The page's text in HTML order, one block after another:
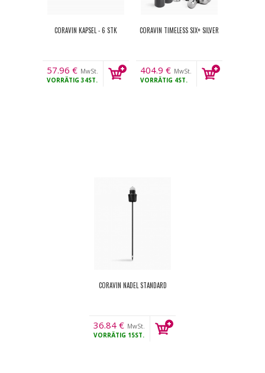
CORAVIN KAPSEL - 6 STK
57.96 € MwSt.
VORRÄTIG 34ST.
CORAVIN TIMELESS SIX+ SILVER
404.9 € MwSt.
VORRÄTIG 4ST.
CORAVIN NADEL STANDARD
36.84 € MwSt.
VORRÄTIG 15ST.